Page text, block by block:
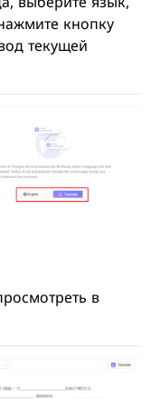
кнопку
текущей
в